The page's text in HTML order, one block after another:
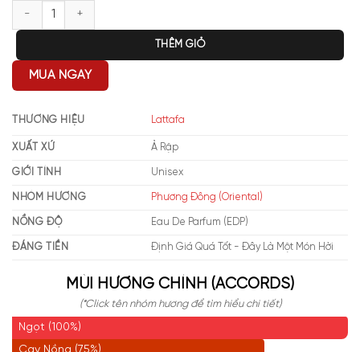
Lattafa Bade'e Al Oud Honor & Glory EDP số lượng
THÊM GIỎ
MUA NGAY
THƯƠNG HIỆU Lattafa
XUẤT XỨ Ả Rập
GIỚI TÍNH Unisex
NHÓM HƯƠNG Phương Đông (Oriental)
NỒNG ĐỘ Eau De Parfum (EDP)
ĐÁNG TIỀN Định Giá Quá Tốt - Đây Là Một Món Hời
MÙI HƯƠNG CHÍNH (ACCORDS)
(*Click tên nhóm hương để tìm hiểu chi tiết)
Ngọt (100%)